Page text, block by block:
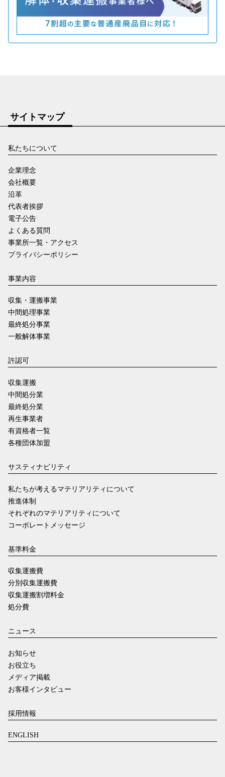
サイトマップ
私たちについて
企業理念
会社概要
沿革
代表者挨拶
電子公告
よくある質問
事業所一覧・アクセス
プライバシーポリシー
事業内容
収集・運搬事業
中間処理事業
最終処分事業
一般解体事業
許認可
収集運搬
中間処分業
最終処分業
再生事業者
有資格者一覧
各種団体加盟
サスティナビリティ
私たちが考えるマテリアリティについて
推進体制
それぞれのマテリアリティについて
コーポレートメッセージ
基準料金
収集運搬費
分別収集運搬費
収集運搬割増料金
処分費
ニュース
お知らせ
お役立ち
メディア掲載
お客様インタビュー
採用情報
ENGLISH